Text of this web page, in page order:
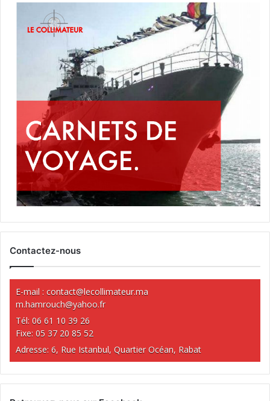
Contactez-nous
E-mail : contact@lecollimateur.ma
m.hamrouch@yahoo.fr
Tél: 06 61 10 39 26
Fixe: 05 37 20 85 52
Adresse: 6, Rue Istanbul, Quartier Océan, Rabat